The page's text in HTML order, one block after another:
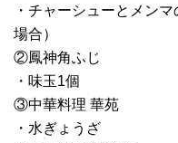
・チャーシューとメン
場合）
②鳳神角ふじ
・味玉1個
③中華料理 華苑
・水ぎょうざ